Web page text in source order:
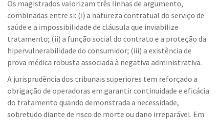
Os magistrados valorizam três linhas de argumento,
combinadas entre si: (i) a natureza contratual do serviço de
saúde e a impossibilidade de cláusula que inviabilize
tratamento; (ii) a função social do contrato e a proteção da
hipervulnerabilidade do consumidor; (iii) a existência de
prova médica robusta associada à negativa administrativa.
A jurisprudência dos tribunais superiores tem reforçado a
obrigação de operadoras em garantir continuidade e eficácia
do tratamento quando demonstrada a necessidade,
sobretudo diante de risco de morte ou dano irreparável. Em